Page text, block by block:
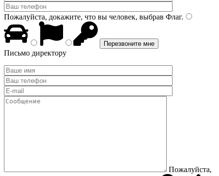
Пожалуйста, докажите, что вы человек, выбрав Флаг.
Письмо директору
Пожалуйста,